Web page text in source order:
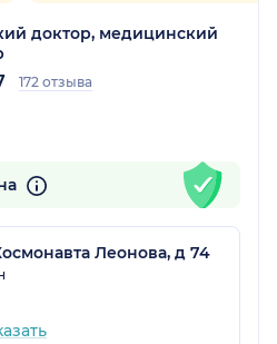
доктор, медицинский
172 отзыва
Леонова, д 74